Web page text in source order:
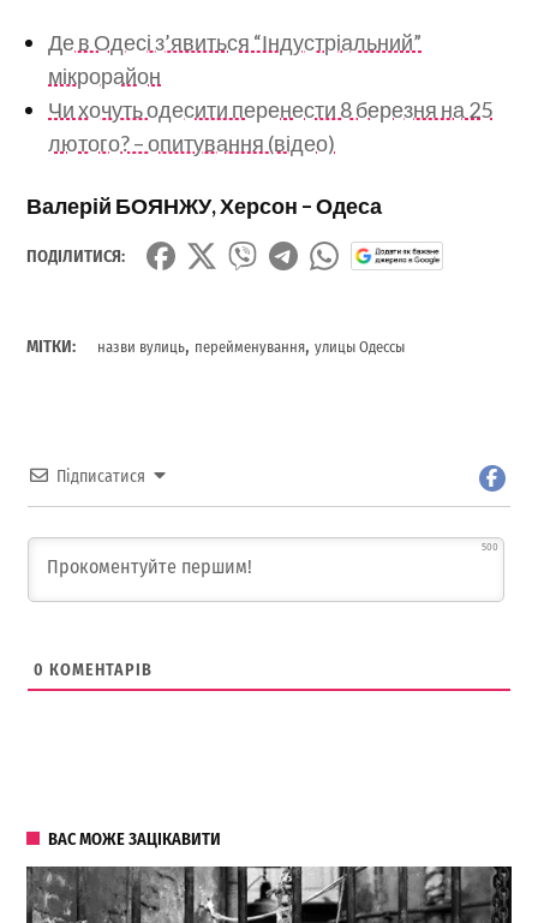
Де в Одесі з’явиться “Індустріальний”
мікрорайон
Чи хочуть одесити перенести 8 березня на 25
лютого? – опитування (відео)
Валерій БОЯНЖУ, Херсон – Одеса
ПОДІЛИТИСЯ:
МІТКИ: назви вулиць, перейменування,улицы Одессы
Підписатися
500
0 КОМЕНТАРІВ
ВАС МОЖЕ ЗАЦІКАВИТИ